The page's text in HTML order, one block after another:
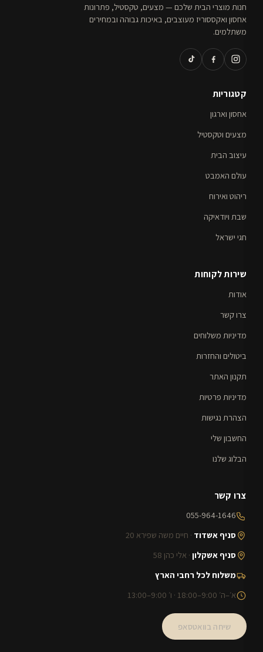
חנות מוצרי הבית שלכם — מצעים, טקסטיל, פתרונות
אחסון ואקססוריז מעוצבים, באיכות גבוהה ובמחירים
משתלמים.
קטגוריות
אחסון וארגון
מצעים וטקסטיל
עיצוב הבית
עולם האמבט
ריהוט ואירוח
שבת ויודאיקה
חגי ישראל
שירות לקוחות
אודות
צרו קשר
מדיניות משלוחים
ביטולים והחזרות
תקנון האתר
מדיניות פרטיות
הצהרת נגישות
החשבון שלי
הבלוג שלנו
צרו קשר
055-964-1646
סניף אשדוד · חיים משה שפירא 20
סניף אשקלון · אלי כהן 58
משלוח לכל רחבי הארץ
א׳–ה׳ 9:00–18:00 · ו׳ 9:00–13:00
שיחה בוואטסאפ